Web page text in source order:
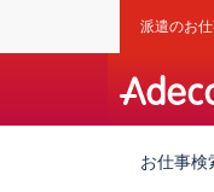
派遣のお
お仕事検